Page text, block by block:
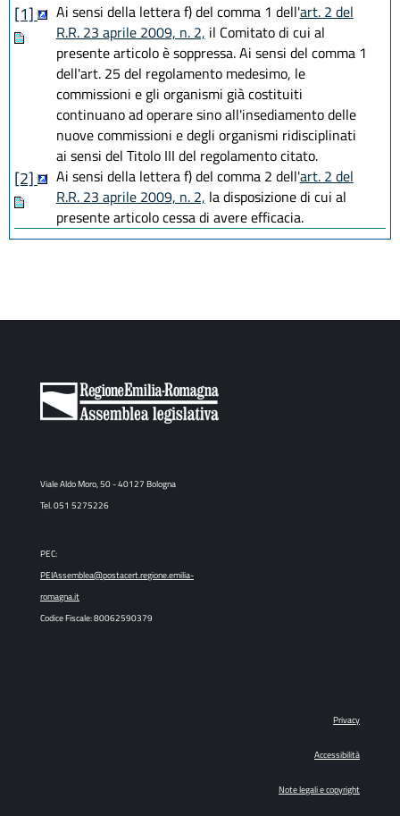
[1]
Ai sensi della lettera f) del comma 1 dell'art. 2 del
R.R. 23 aprile 2009, n. 2, il Comitato di cui al
presente articolo è soppressa. Ai sensi del comma 1
dell'art. 25 del regolamento medesimo, le
commissioni e gli organismi già costituiti
continuano ad operare sino all'insediamento delle
nuove commissioni e degli organismi ridisciplinati
ai sensi del Titolo III del regolamento citato.
[2] Ai sensi della lettera f) del comma 2 dell'art. 2 del
R.R. 23 aprile 2009, n. 2, la disposizione di cui al
presente articolo cessa di avere efficacia.
Viale Aldo Moro, 50 - 40127 Bologna
Tel. 051 5275226
PEC:
PEIAssemblea@postacert.regione.emilia-
romagna.it
Codice Fiscale: 80062590379
Privacy
Accessibilità
Note legali e copyright